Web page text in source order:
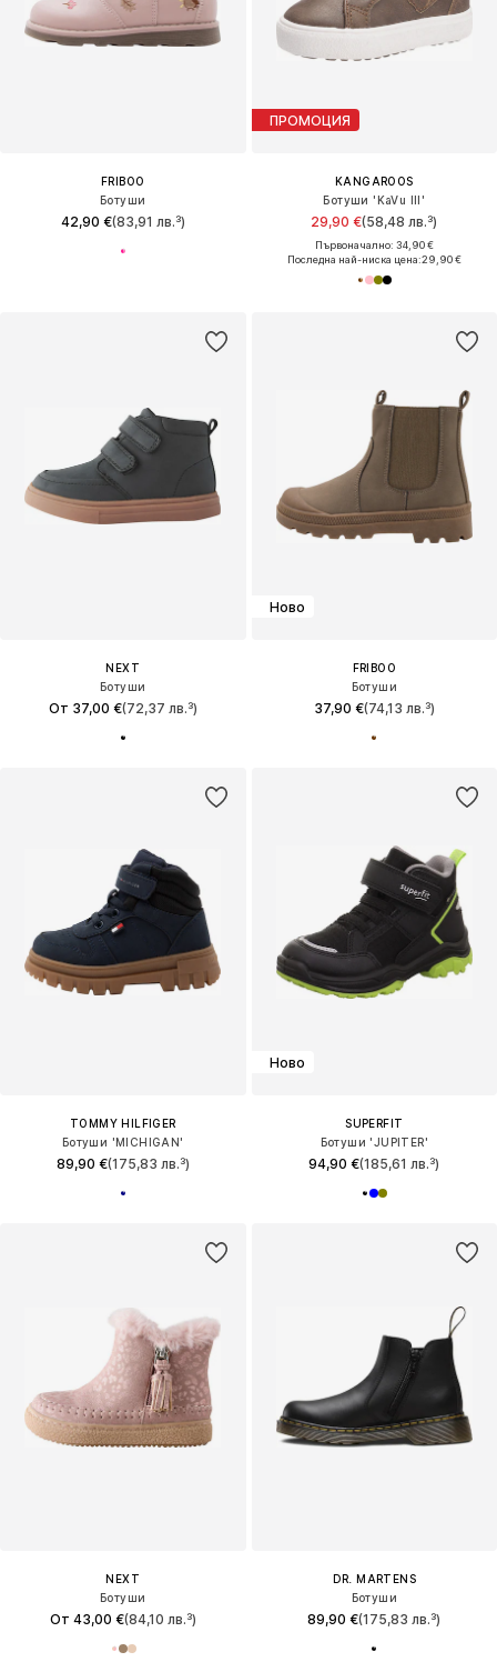
FRIBOO
Ботуши
42,90 €(83,91 лв.³)
ПРОМОЦИЯ
KANGAROOS
Ботуши 'KaVu III'
29,90 €(58,48 лв.³)
Първоначално: 34,90 €
Последна най-ниска цена:29,90 €
NEXT
Ботуши
От 37,00 €(72,37 лв.³)
Ново
FRIBOO
Ботуши
37,90 €(74,13 лв.³)
TOMMY HILFIGER
Ботуши 'MICHIGAN'
89,90 €(175,83 лв.³)
Ново
SUPERFIT
Ботуши 'JUPITER'
94,90 €(185,61 лв.³)
NEXT
Ботуши
От 43,00 €(84,10 лв.³)
DR. MARTENS
Ботуши
89,90 €(175,83 лв.³)